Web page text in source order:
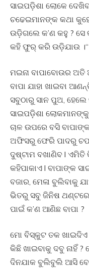
ସାଇପଡ଼ିଶା ଲୋକେ
ଚଢେଇମାନଙ୍କ କଥା କୁହେ
ଉଡ଼ିଗଲେ କ’ଣ କହୁ ? ସେ
କହି ଫୁର୍ କରି ଉଡ଼ିଯାଉ ।“
ମଇନା ବାପାବୋଉର ଅତି
ବାପା ଯାହା ଖାଇବା
ସବୁଠାରୁ ସାନ ପୁଅ,
ସାଇପଡ଼ିଶା
ଚାଳ ଉପରେ ବସି
ଅଫିସରୁ ଫେରି ପାଦରୁ
ଦୁଷ୍ଟାମ ବଖାଣିବ l ଏମିତି
କହିପାକାଏ l ବାପାଙ୍କ
ବଜାର, ମେଳା ବୁଲିବାକୁ
ଭିତରୁ ସବୁ ଜିନିଷ
ପାଇଁ କ’ଣ ଆଣିଛ ବାପା ?
ମୋ ବିସ୍କୁଟ ତକ
କିଛି ଖାଇବାକୁ ଦବୁ ନାହିଁ
ଦିନଯାକ ବୁଲିବୁଲି ଆସି